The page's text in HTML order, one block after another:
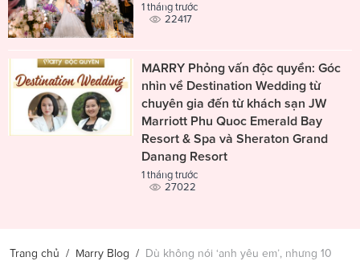
1 tháng trước
22417
MARRY Phỏng vấn độc quyền: Góc
nhìn về Destination Wedding từ
chuyên gia đến từ khách sạn JW
Marriott Phu Quoc Emerald Bay
Resort & Spa và Sheraton Grand
Danang Resort
1 tháng trước
27022
Trang chủ / Marry Blog / Dù không nói ‘anh yêu em’, nhưng 10